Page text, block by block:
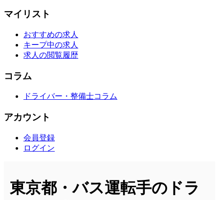
マイリスト
おすすめの求人
キープ中の求人
求人の閲覧履歴
コラム
ドライバー・整備士コラム
アカウント
会員登録
ログイン
東京都・バス運転手のドラ